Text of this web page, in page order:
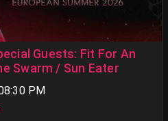
Guests: Fit For An
Swarm / Sun Eater
PM